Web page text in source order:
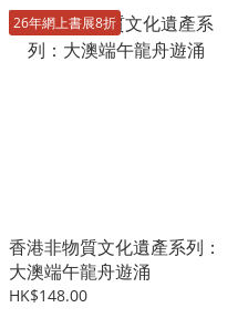
26年網上書展8折
香港非物質文化遺產系列：
大澳端午龍舟遊涌
HK$148.00